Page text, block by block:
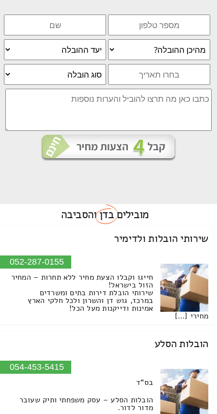
מוביליםבדןוהסביבה
שירותי הובלות ולדימיר
052-287-0155
חייגו וקבלו הצעת מחיר ללא תחרות – המחיר
הזול בישראל!
שירותי הובלת דירות בתים ומשרדים
במרכז, גוש דן והשרון ולכל חלקי הארץ
אמינות ודייקנות מעל הכל!
מחירי […]
הובלות הסלע
054-453-5415
בס"ד
הובלות הסלע – עסק משפחתי ותיק שעובר
מדור לדור.